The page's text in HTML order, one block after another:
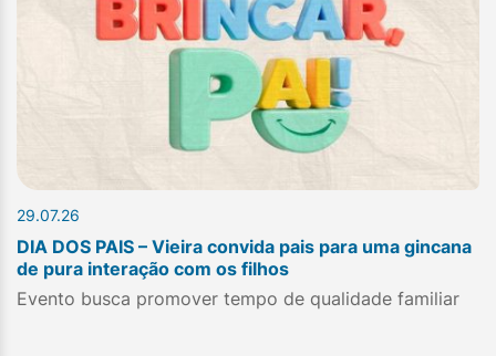
29.07.26
DIA DOS PAIS – Vieira convida pais para uma gincana
de pura interação com os filhos
Evento busca promover tempo de qualidade familiar